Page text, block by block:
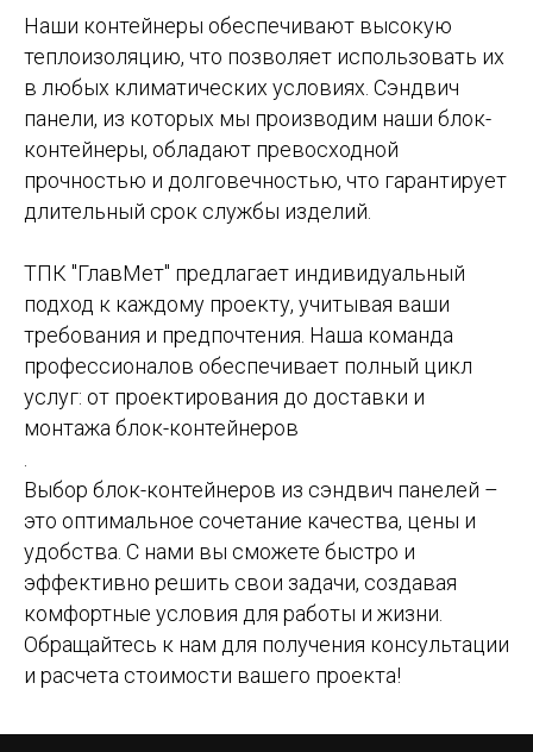
Наши контейнеры обеспечивают высокую
теплоизоляцию, что позволяет использовать их
в любых климатических условиях. Сэндвич
панели, из которых мы производим наши блок-
контейнеры, обладают превосходной
прочностью и долговечностью, что гарантирует
длительный срок службы изделий.
ТПК "ГлавМет" предлагает индивидуальный
подход к каждому проекту, учитывая ваши
требования и предпочтения. Наша команда
профессионалов обеспечивает полный цикл
услуг: от проектирования до доставки и
монтажа блок-контейнеров
.
Выбор блок-контейнеров из сэндвич панелей –
это оптимальное сочетание качества, цены и
удобства. С нами вы сможете быстро и
эффективно решить свои задачи, создавая
комфортные условия для работы и жизни.
Обращайтесь к нам для получения консультации
и расчета стоимости вашего проекта!